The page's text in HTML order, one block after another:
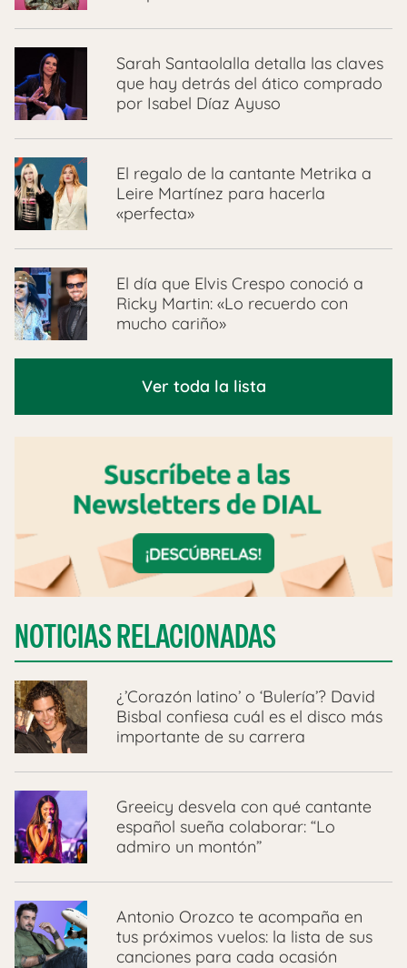
Sarah Santaolalla detalla las claves
que hay detrás del ático comprado
por Isabel Díaz Ayuso
El regalo de la cantante Metrika a
Leire Martínez para hacerla
«perfecta»
El día que Elvis Crespo conoció a
Ricky Martin: «Lo recuerdo con
mucho cariño»
Ver toda la lista
NOTICIAS RELACIONADAS
¿’Corazón latino’ o ‘Bulería’? David
Bisbal confiesa cuál es el disco más
importante de su carrera
Greeicy desvela con qué cantante
español sueña colaborar: “Lo
admiro un montón”
Antonio Orozco te acompaña en
tus próximos vuelos: la lista de sus
canciones para cada ocasión